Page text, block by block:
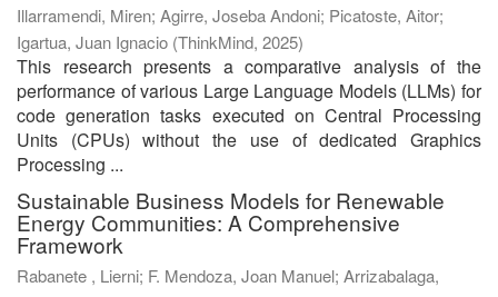
Illarramendi, Miren; Agirre, Joseba Andoni; Picatoste, Aitor;
Igartua, Juan Ignacio (ThinkMind, 2025)
This research presents a comparative analysis of the
performance of various Large Language Models (LLMs) for
code generation tasks executed on Central Processing
Units (CPUs) without the use of dedicated Graphics
Processing ...
Sustainable Business Models for Renewable
Energy Communities: A Comprehensive
Framework
Rabanete , Lierni; F. Mendoza, Joan Manuel; Arrizabalaga,